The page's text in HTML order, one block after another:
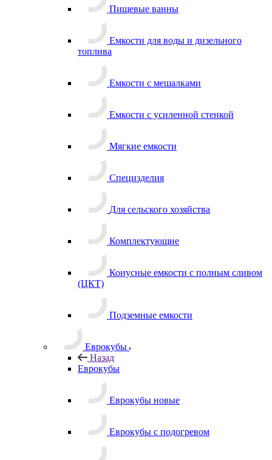
Пищевые ванны
Емкости для воды и дизельного
топлива
Емкости с мешалками
Емкости с усиленной стенкой
Мягкие емкости
Специзделия
Для сельского хозяйства
Комплектующие
Конусные емкости с полным сливом
(ЦКТ)
Подземные емкости
Еврокубы
Назад
Еврокубы
Еврокубы новые
Еврокубы с подогревом